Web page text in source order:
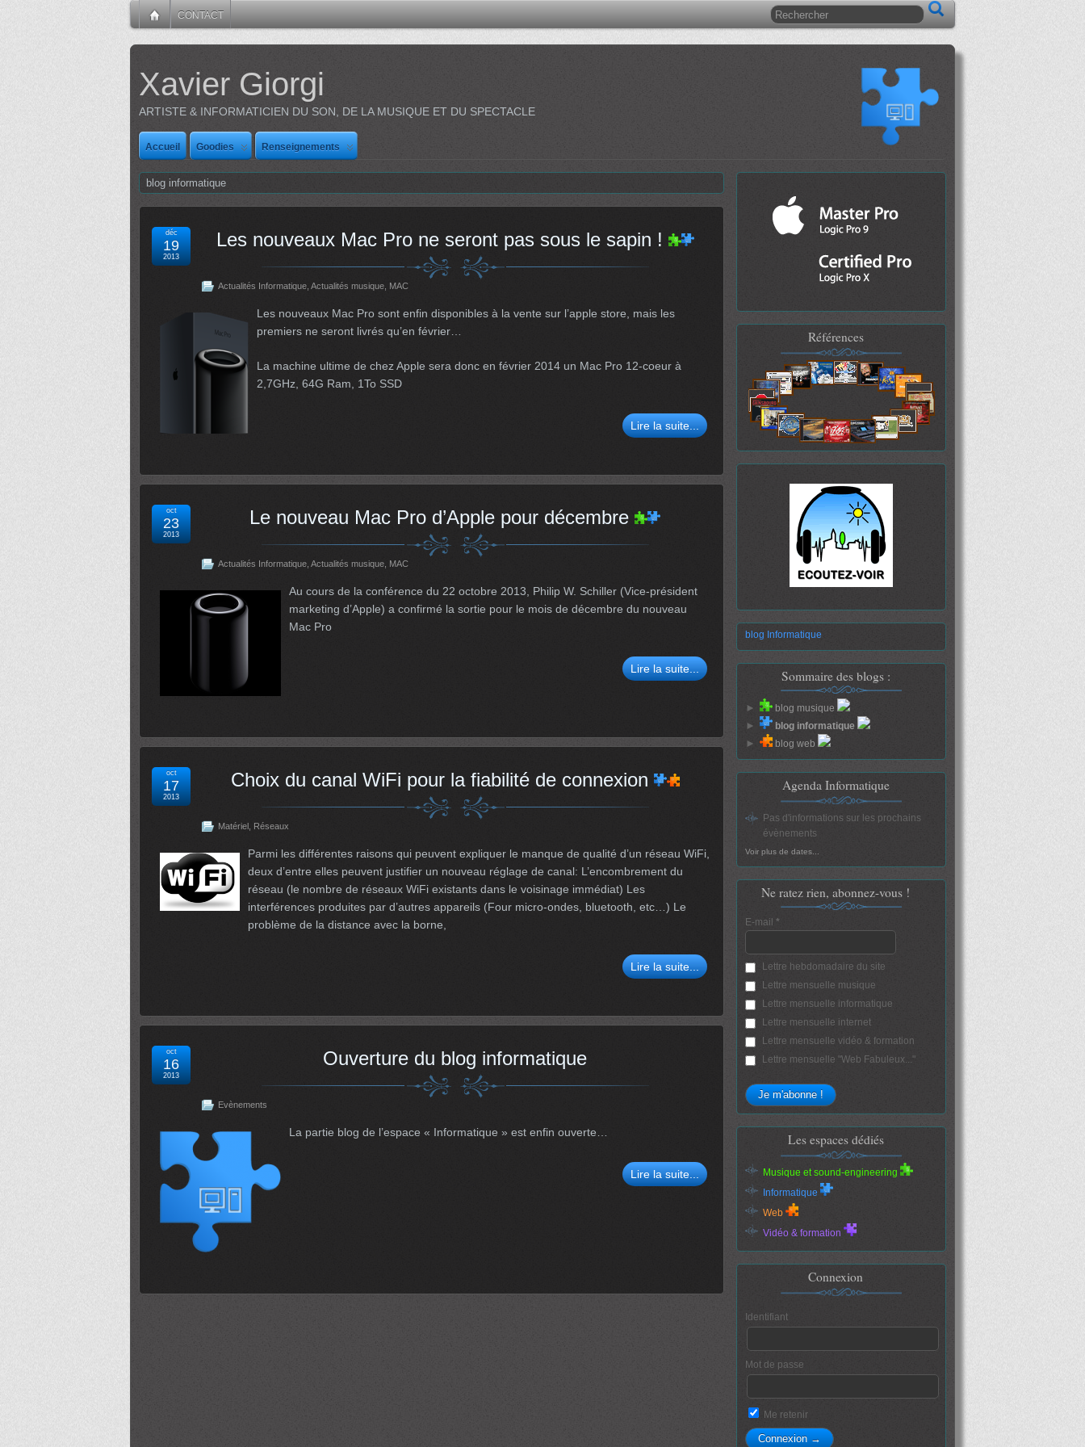
CONTACT
Xavier Giorgi
ARTISTE & INFORMATICIEN DU SON, DE LA MUSIQUE ET DU SPECTACLE
Accueil Goodies Renseignements
blog informatique
Les nouveaux Mac Pro ne seront pas sous le sapin !
Actualités Informatique Actualités musique MAC
déc
19
2013
Les nouveaux Mac Pro sont enfin disponibles à la vente sur l’apple store, mais les
premiers ne seront livrés qu’en février…
La machine ultime de chez Apple sera donc en février 2014 un Mac Pro 12-coeur à
2,7GHz, 64G Ram, 1To SSD
Lire la suite...
Le nouveau Mac Pro d’Apple pour décembre
Actualités Informatique Actualités musique MAC
oct
23
2013
Au cours de la conférence du 22 octobre 2013, Philip W. Schiller (Vice-président
marketing d’Apple) a confirmé la sortie pour le mois de décembre du nouveau
Mac Pro
Lire la suite...
Choix du canal WiFi pour la fiabilité de connexion
Matériel Réseaux
oct
17
2013
Parmi les différentes raisons qui peuvent expliquer le manque de qualité d’un réseau WiFi,
deux d’entre elles peuvent justifier un nouveau réglage de canal: L’encombrement du
réseau (le nombre de réseaux WiFi existants dans le voisinage immédiat) Les
interférences produites par d’autres appareils (Four micro-ondes, bluetooth, etc…) Le
problème de la distance avec la borne,
Lire la suite...
Ouverture du blog informatique
Evènements
oct
16
2013
La partie blog de l’espace « Informatique » est enfin ouverte…
Lire la suite...
Références
blog Informatique
Sommaire des blogs :
► blog musique
► blog informatique
► blog web
Agenda Informatique
Pas d'informations sur les prochains
évènements
Voir plus de dates...
Ne ratez rien, abonnez-vous !
E-mail *
Lettre hebdomadaire du site
Lettre mensuelle musique
Lettre mensuelle informatique
Lettre mensuelle internet
Lettre mensuelle vidéo & formation
Lettre mensuelle "Web Fabuleux..."
Les espaces dédiés
Musique et sound-engineering
Informatique
Web
Vidéo & formation
Connexion
Identifiant
Mot de passe
Me retenir